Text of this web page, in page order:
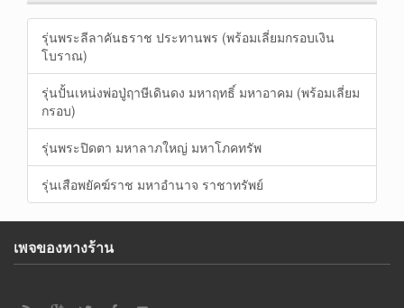
รุ่นพระลีลาคันธราช ประทานพร (พร้อมเลี่ยมกรอบเงิน
โบราณ)
รุ่นปั้นเหน่งพ่อปู่ฤาษีเดินดง มหาฤทธิ์ มหาอาคม (พร้อมเลี่ยม
กรอบ)
รุ่นพระปิดตา มหาลาภใหญ่ มหาโภคทรัพ
รุ่นเสือพยัคฆ์ราช มหาอำนาจ ราชาทรัพย์
เพจของทางร้าน